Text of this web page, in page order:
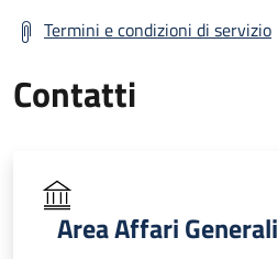
Termini e condizioni di servizio
Contatti
Area Affari Generali